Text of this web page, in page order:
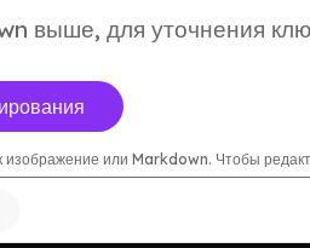
выше, для уточнения
изображение или Markdown. Чтобы